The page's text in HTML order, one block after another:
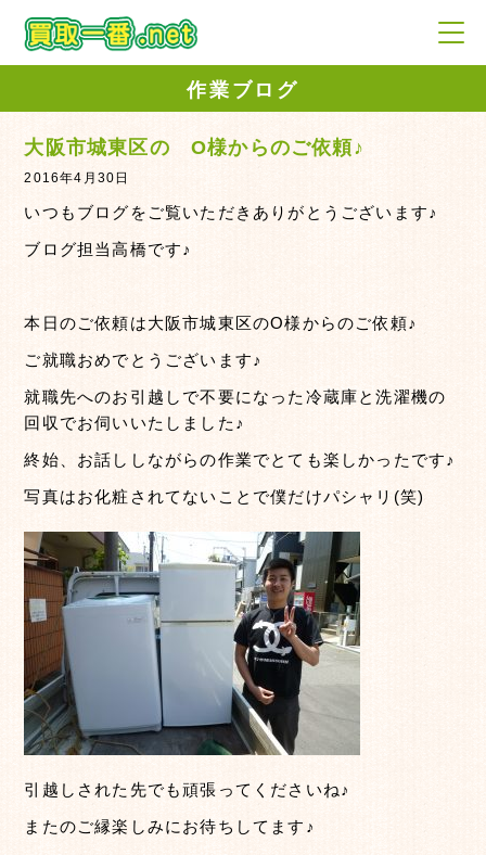
作業ブログ
大阪市城東区の O様からのご依頼♪
2016年4月30日
いつもブログをご覧いただきありがとうございます♪
ブログ担当高橋です♪
本日のご依頼は大阪市城東区のO様からのご依頼♪
ご就職おめでとうございます♪
就職先へのお引越しで不要になった冷蔵庫と洗濯機の
回収でお伺いいたしました♪
終始、お話ししながらの作業でとても楽しかったです♪
写真はお化粧されてないことで僕だけパシャリ(笑)
引越しされた先でも頑張ってくださいね♪
またのご縁楽しみにお待ちしてます♪